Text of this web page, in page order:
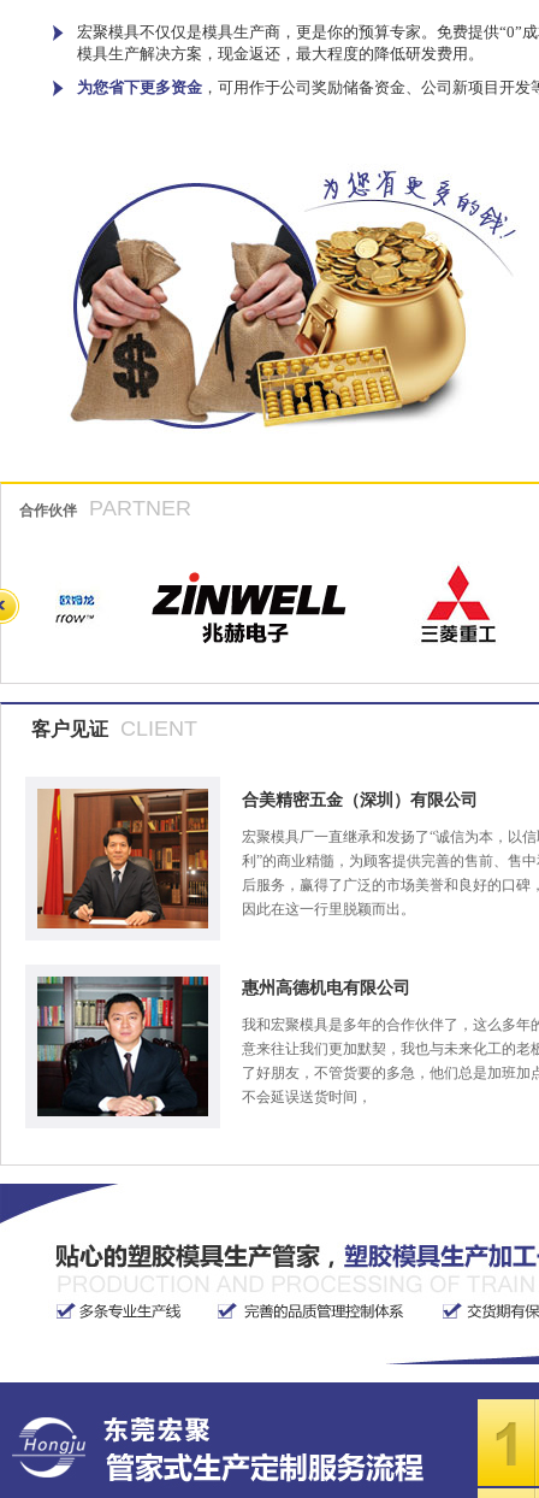
宏聚模具不仅仅是模具生产商，更是你的预算专家。免费提供“0”
模具生产解决方案，现金返还，最大程度的降低研发费用。
为您省下更多资金 ，可用作于公司奖励储备资金、公司新项目开发
合作伙伴 PARTNER
客户见证 CLIENT
合美精密五金（深圳）有限公司
宏聚模具厂一直继承和发扬了“诚信为本，以信
利”的商业精髓，为顾客提供完善的售前、售
后服务，赢得了广泛的市场美誉和良好的口碑
因此在这一行里脱颖而出。
惠州高德机电有限公司
我和宏聚模具是多年的合作伙伴了，这么多年
意来往让我们更加默契，我也与未来化工的老
了好朋友，不管货要的多急，他们总是加班加
不会延误送货时间，